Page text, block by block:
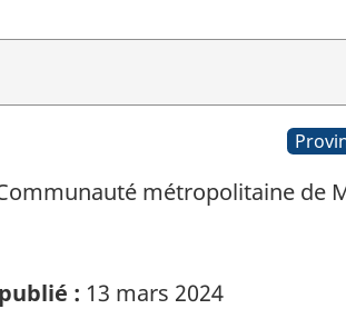
métropolitaine de
: 13 mars 2024